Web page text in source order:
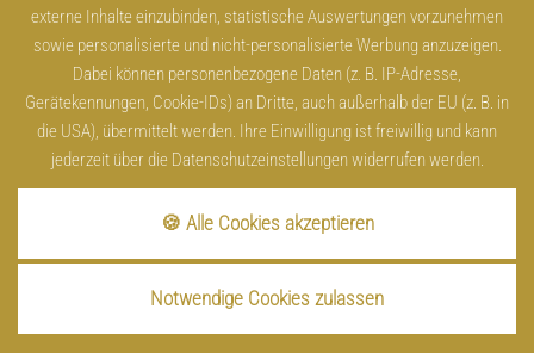
externe Inhalte einzubinden, statistische Auswertungen vorzunehmen
sowie personalisierte und nicht-personalisierte Werbung anzuzeigen.
Dabei können personenbezogene Daten (z. B. IP-Adresse,
Gerätekennungen, Cookie-IDs) an Dritte, auch außerhalb der EU (z. B. in
die USA), übermittelt werden. Ihre Einwilligung ist freiwillig und kann
jederzeit über die Datenschutzeinstellungen widerrufen werden.
🍪 Alle Cookies akzeptieren
Notwendige Cookies zulassen